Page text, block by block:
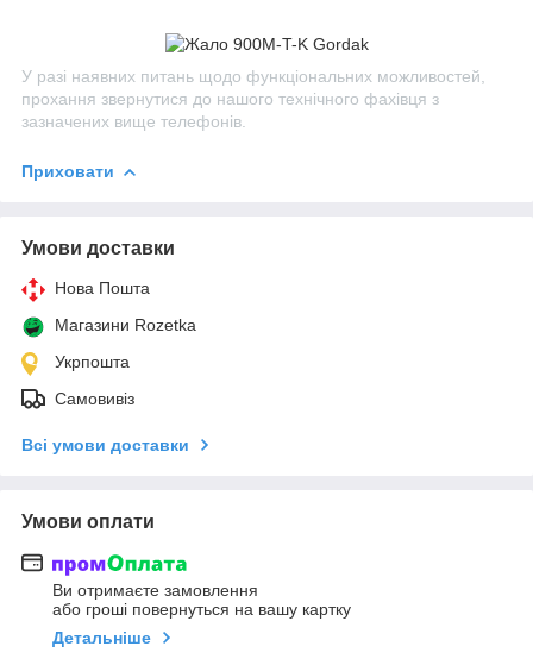
У разі наявних питань щодо функціональних можливостей,
прохання звернутися до нашого технічного фахівця з
зазначених вище телефонів.
Приховати
Умови доставки
Нова Пошта
Магазини Rozetka
Укрпошта
Самовивіз
Всі умови доставки
Умови оплати
Ви отримаєте замовлення
або гроші повернуться на вашу картку
Детальніше